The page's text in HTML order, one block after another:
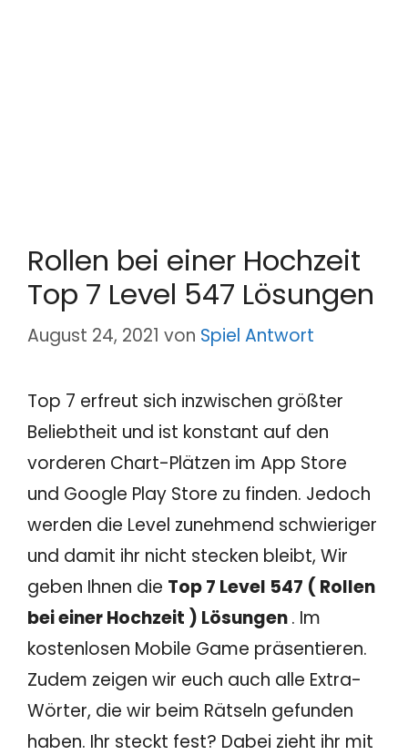
Rollen bei einer Hochzeit
Top 7 Level 547 Lösungen
August 24, 2021 von Spiel Antwort
Top 7 erfreut sich inzwischen größter
Beliebtheit und ist konstant auf den
vorderen Chart-Plätzen im App Store
und Google Play Store zu finden. Jedoch
werden die Level zunehmend schwieriger
und damit ihr nicht stecken bleibt, Wir
geben Ihnen die Top 7 Level 547 ( Rollen
bei einer Hochzeit ) Lösungen. Im
kostenlosen Mobile Game präsentieren.
Zudem zeigen wir euch auch alle Extra-
Wörter, die wir beim Rätseln gefunden
haben. Ihr steckt fest? Dabei zieht ihr mit